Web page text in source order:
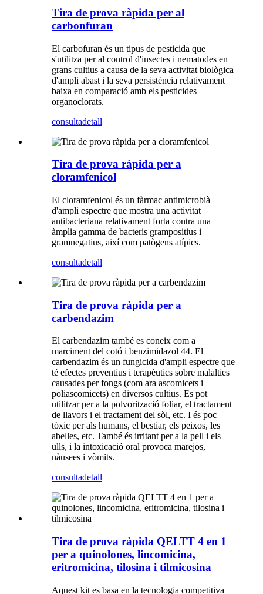
Tira de prova ràpida per al
carbonfuran
El carbofuran és un tipus de pesticida que
s'utilitza per al control d'insectes i nematodes en
grans cultius a causa de la seva activitat biològica
d'ampli abast i la seva persistència relativament
baixa en comparació amb els pesticides
organoclorats.
consultadetall
Tira de prova ràpida per a
cloramfenicol
El cloramfenicol és un fàrmac antimicrobià
d'ampli espectre que mostra una activitat
antibacteriana relativament forta contra una
àmplia gamma de bacteris grampositius i
gramnegatius, així com patògens atípics.
consultadetall
Tira de prova ràpida per a
carbendazim
El carbendazim també es coneix com a
marciment del cotó i benzimidazol 44. El
carbendazim és un fungicida d'ampli espectre que
té efectes preventius i terapèutics sobre malalties
causades per fongs (com ara ascomicets i
poliascomicets) en diversos cultius. Es pot
utilitzar per a la polvorització foliar, el tractament
de llavors i el tractament del sòl, etc. I és poc
tòxic per als humans, el bestiar, els peixos, les
abelles, etc. També és irritant per a la pell i els
ulls, i la intoxicació oral provoca marejos,
nàusees i vòmits.
consultadetall
Tira de prova ràpida QELTT 4 en 1
per a quinolones, lincomicina,
eritromicina, tilosina i tilmicosina
Aquest kit es basa en la tecnologia competitiva